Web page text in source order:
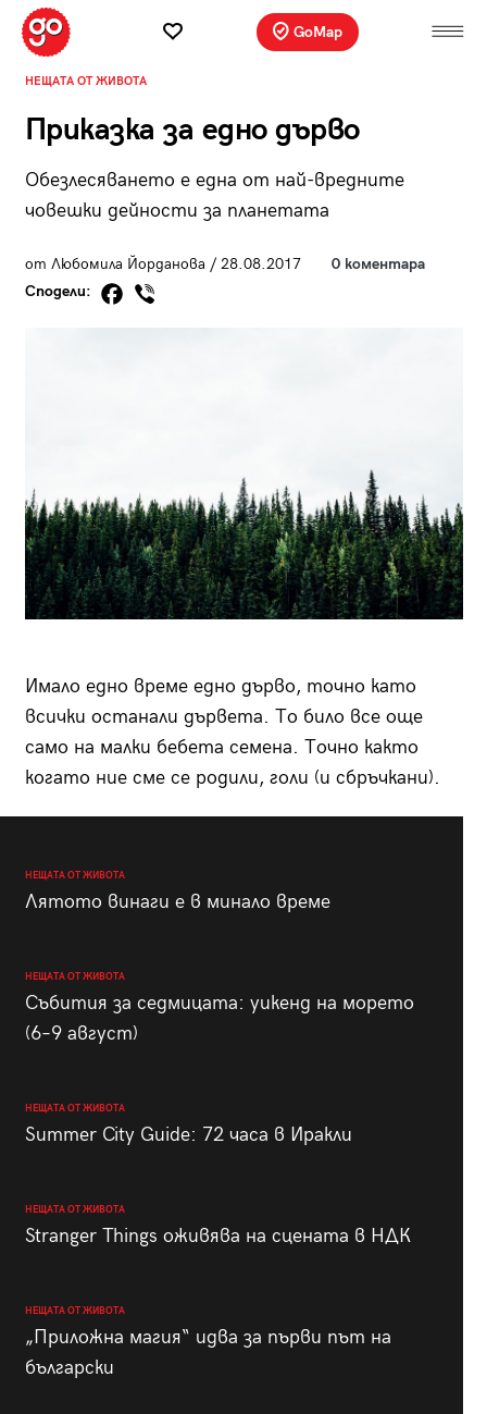
GoMap
НЕЩАТА ОТ ЖИВОТА
Приказка за едно дърво
Обезлесяването е една от най-вредните
човешки дейности за планетата
от Любомила Йорданова / 28.08.2017
0 коментара
Сподели:
Имало едно време едно дърво, точно като
всички останали дървета. То било все още
само на малки бебета семена. Точно както
когато ние сме се родили, голи (и сбръчкани).
НЕЩАТА ОТ ЖИВОТА
Лятото винаги е в минало време
НЕЩАТА ОТ ЖИВОТА
Събития за седмицата: уикенд на морето
(6–9 август)
НЕЩАТА ОТ ЖИВОТА
Summer City Guide: 72 часа в Иракли
НЕЩАТА ОТ ЖИВОТА
Stranger Things оживява на сцената в НДК
НЕЩАТА ОТ ЖИВОТА
„Приложна магия“ идва за първи път на
български